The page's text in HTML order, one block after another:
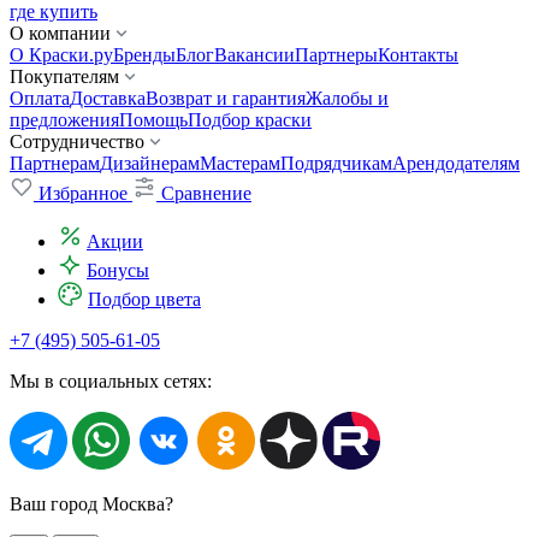
где купить
О компании
О Краски.руБрендыБлогВакансииПартнерыКонтакты
Покупателям
ОплатаДоставкаВозврат и гарантияЖалобы и
предложенияПомощьПодбор краски
Сотрудничество
ПартнерамДизайнерамМастерамПодрядчикамАрендодателям
Избранное
Сравнение
Акции
Бонусы
Подбор цвета
+7 (495) 505-61-05
Мы в социальных сетях:
Ваш город Москва?